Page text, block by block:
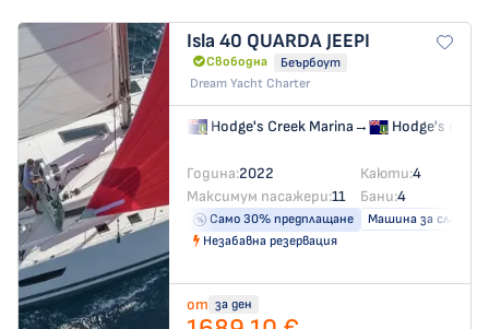
Isla 40 QUARDA JEEPI
Свободна
Беърбоут
Dream Yacht Charter
Hodge's Creek Marina→ Hodge's
Година:2022 Каюти:4
Максимум пасажери:11 Бани:4
Само 30% предплащане
Машина за сладка
Незабавна резервация
от за ден